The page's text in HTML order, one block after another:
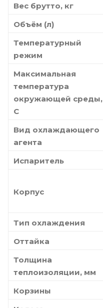
Вес брутто, кг
Объём (л)
Температурный
режим
Максимальная
температура
окружающей среды,
C
Вид охлаждающего
агента
Испаритель
Корпус
Тип охлаждения
Оттайка
Толщина
теплоизоляции, мм
Корзины